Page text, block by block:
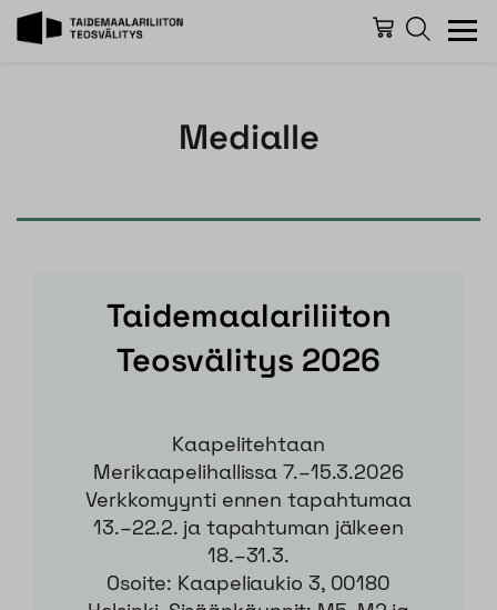
Medialle
Taidemaalariliiton
Teosvälitys 2026
Kaapelitehtaan
Merikaapelihallissa 7.–15.3.2026
Verkkomyynti ennen tapahtumaa
13.–22.2. ja tapahtuman jälkeen
18.–31.3.
Osoite: Kaapeliaukio 3, 00180